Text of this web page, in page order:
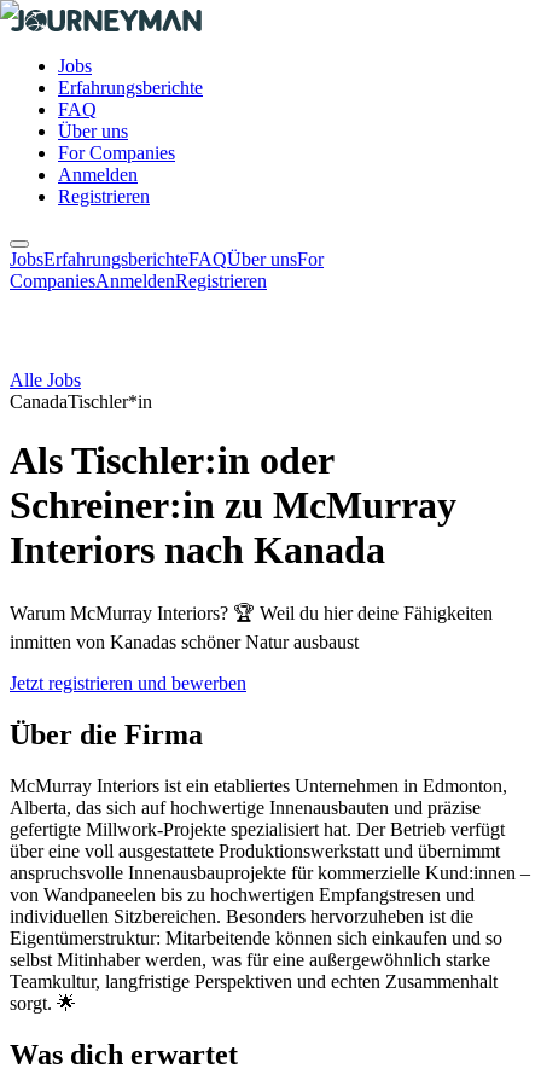
Jobs
Erfahrungsberichte
FAQ
Über uns
For Companies
Anmelden
Registrieren
JobsErfahrungsberichteFAQÜber unsFor
CompaniesAnmeldenRegistrieren
Alle Jobs
CanadaTischler*in
Als Tischler:in oder
Schreiner:in zu McMurray
Interiors nach Kanada
Warum McMurray Interiors? 🏆 Weil du hier deine Fähigkeiten
inmitten von Kanadas schöner Natur ausbaust
Jetzt registrieren und bewerben
Über die Firma
McMurray Interiors ist ein etabliertes Unternehmen in Edmonton,
Alberta, das sich auf hochwertige Innenausbauten und präzise
gefertigte Millwork-Projekte spezialisiert hat. Der Betrieb verfügt
über eine voll ausgestattete Produktionswerkstatt und übernimmt
anspruchsvolle Innenausbauprojekte für kommerzielle Kund:innen –
von Wandpaneelen bis zu hochwertigen Empfangstresen und
individuellen Sitzbereichen. Besonders hervorzuheben ist die
Eigentümerstruktur: Mitarbeitende können sich einkaufen und so
selbst Mitinhaber werden, was für eine außergewöhnlich starke
Teamkultur, langfristige Perspektiven und echten Zusammenhalt
sorgt. 🌟
Was dich erwartet